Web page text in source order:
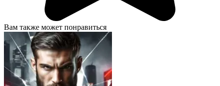
Вам также может понравиться